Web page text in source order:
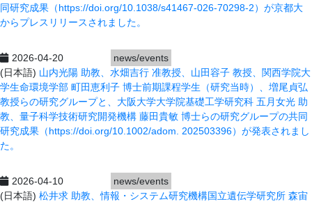
同研究成果（https://doi.org/10.1038/s41467-026-70298-2）が京都大
からプレスリリースされました。
2026-04-20
news/events
(日本語) 山内光陽 助教、水畑吉行 准教授、山田容子 教授、関西学院大
学生命環境学部 町田恵利子 博士前期課程学生（研究当時）、増尾貞弘
教授らの研究グループ​と 、大阪大学大学院基礎工学研究科 五月女光 助
教、量子科学技術研究開発機構 藤田貴敏 博士らの研究グループの共同
研究成果（https://doi.org/10.1002/adom. 202503396）が発表されまし
た。
2026-04-10
news/events
(日本語) 松井求 助教、情報・システム研究機構国立遺伝学研究所 森宙